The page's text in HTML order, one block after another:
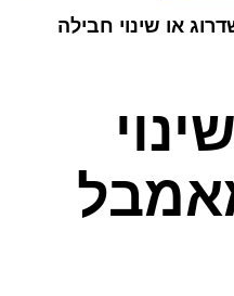
או שינוי חבילה